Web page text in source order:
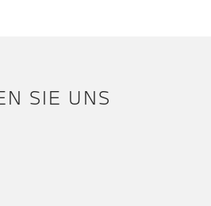
SIE UNS